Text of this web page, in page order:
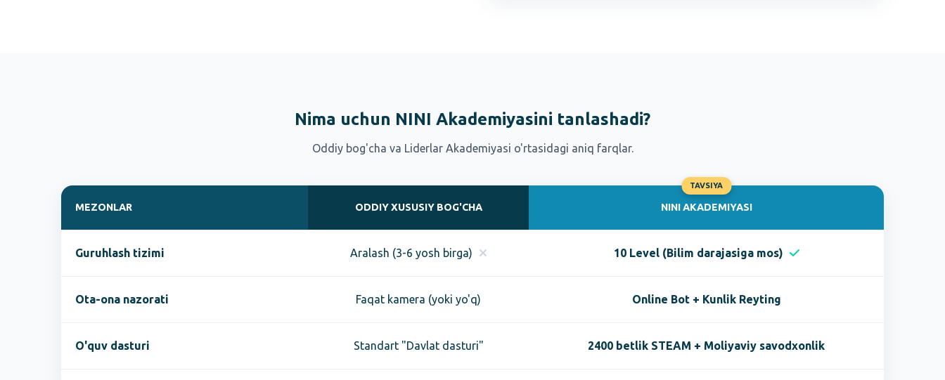
Nima uchun NINI Akademiyasini tanlashadi?
Oddiy bog'cha va Liderlar Akademiyasi o'rtasidagi aniq farqlar.
MEZONLAR ODDIY XUSUSIY BOG'CHA NINI AKADEMIYASI
Guruhlash tizimi Aralash (3-6 yosh birga) 10 Level (Bilim darajasiga mos)
Ota-ona nazorati Faqat kamera (yoki yo'q) Online Bot + Kunlik Reyting
O'quv dasturi Standart "Davlat dasturi" 2400 betlik STEAM + Moliyaviy savodxonlik